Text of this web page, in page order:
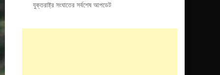
যুক্তরাষ্ট্র সংঘাতের সর্বশেষ আপডেট